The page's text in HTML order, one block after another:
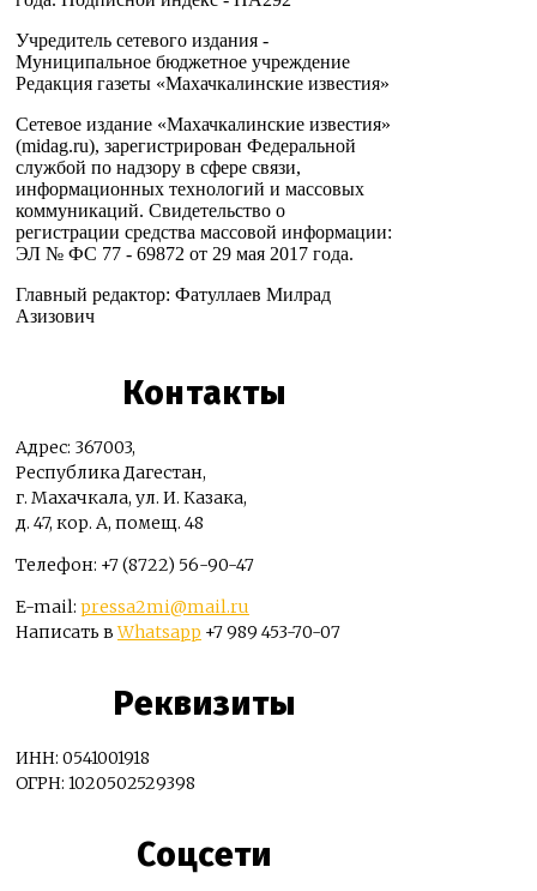
Учредитель сетевого издания -
Муниципальное бюджетное учреждение
Редакция газеты «Махачкалинские известия»
Сетевое издание «Махачкалинские известия»
(midag.ru), зарегистрирован Федеральной
службой по надзору в сфере связи,
информационных технологий и массовых
коммуникаций. Свидетельство о
регистрации средства массовой информации:
ЭЛ № ФС 77 - 69872 от 29 мая 2017 года.
Главный редактор: Фатуллаев Милрад
Азизович
Контакты
Адрес: 367003,
Республика Дагестан,
г. Махачкала, ул. И. Казака,
д. 47, кор. А, помещ. 48
Телефон: +7 (8722) 56-90-47
E-mail: pressa2mi@mail.ru
Написать вWhatsapp +7 989 453-70-07
Реквизиты
ИНН: 0541001918
ОГРН: 1020502529398
Соцсети